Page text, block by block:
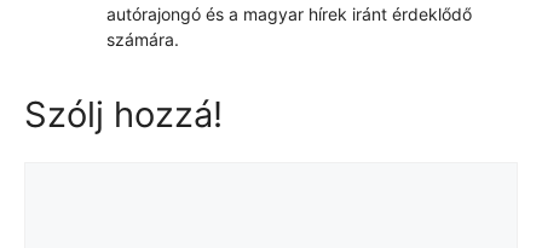
autórajongó és a magyar hírek iránt érdeklődő
számára.
Szólj hozzá!